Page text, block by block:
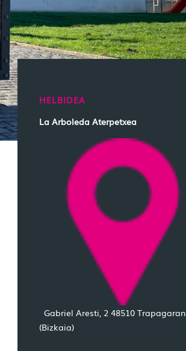
HELBIDEA
La Arboleda Aterpetxea
Gabriel Aresti, 2 48510 Trapagaran
(Bizkaia)